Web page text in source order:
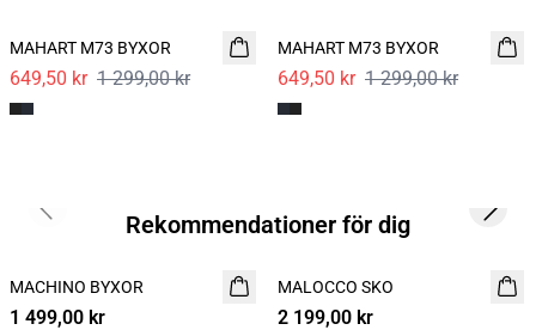
MAHART M73 BYXOR
649,50 kr 1 299,00 kr
MAHART M73 BYXOR
649,50 kr 1 299,00 kr
Rekommendationer för dig
NYHET
MACHINO BYXOR
1 499,00 kr
NYHET
MALOCCO SKO
2 199,00 kr
Previous slide Next